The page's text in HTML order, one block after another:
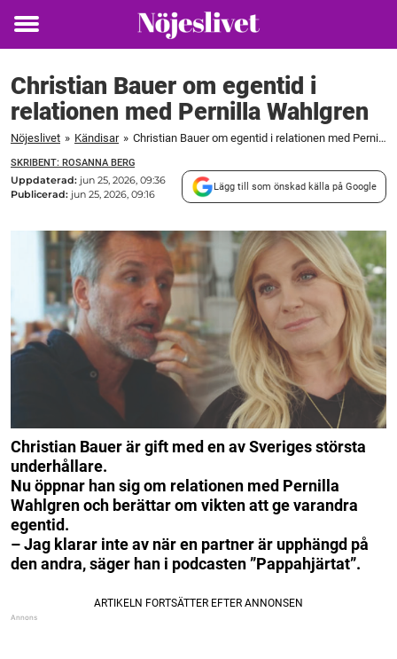
Toggle
Christian Bauer om egentid i
relationen med Pernilla Wahlgren
Nöjeslivet » Kändisar » Christian Bauer om egentid i relationen med Pernilla Wahlgren
SKRIBENT: ROSANNA BERG
Uppdaterad: jun 25, 2026, 09:36
Publicerad: jun 25, 2026, 09:16
Lägg till som önskad källa på Google
Christian Bauer är gift med en av Sveriges största
underhållare.
Nu öppnar han sig om relationen med Pernilla
Wahlgren och berättar om vikten att ge varandra
egentid.
– Jag klarar inte av när en partner är upphängd på
den andra, säger han i podcasten ”Pappahjärtat”.